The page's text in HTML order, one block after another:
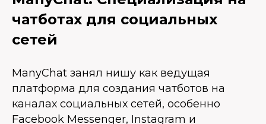
чатботах для социальных
сетей
ManyChat занял нишу как ведущая
платформа для создания чатботов на
каналах социальных сетей, особенно
Facebook Messenger, Instagram и